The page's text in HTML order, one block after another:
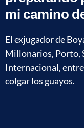
mi camino
El exjugador de
Millonarios, Porto,
Internacional,
colgar los guayos.